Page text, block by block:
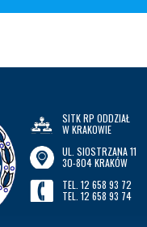
SITK RP ODDZIAŁ
W KRAKOWIE
UL. SIOSTRZANA 11
30-804 KRAKÓW
TEL. 12 658 93 72
TEL. 12 658 93 74